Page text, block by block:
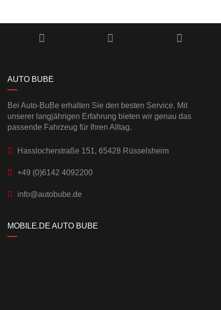
AUTO BUBE
Bei Auto-BuBe erhalten Sie den besten Service. Mit
unserer langjährigen Erfahrung bieten wir genau das
passende Fahrzeug für Ihren Alltag.
Hasslocherstraße 151, 65428 Rüsselsheim
+49 (0)6142 4092200
info@autobube.de
MOBILE.DE AUTO BUBE